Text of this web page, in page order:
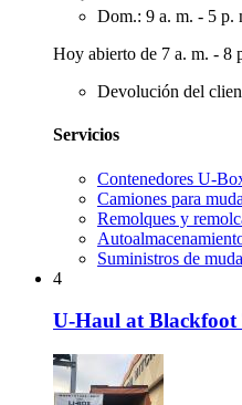
Dom.: 9 a. m. - 5 p.
Hoy abierto de 7 a. m. - 8
Devolución del
Servicios
Contenedores U-
Camiones para
Remolques y
Suministros de
4
U-Haul at